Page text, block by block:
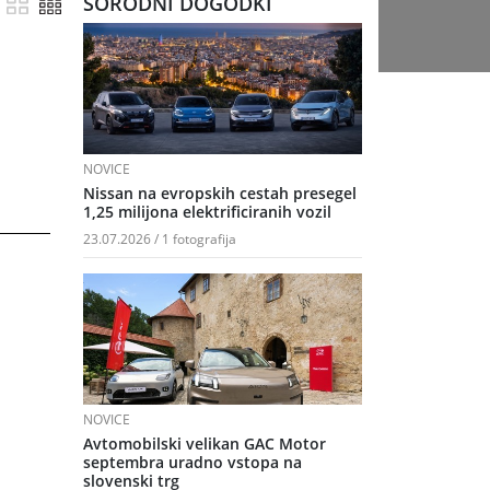
NOVICE
Nissan na evropskih cestah presegel
1,25 milijona elektrificiranih vozil
23.07.2026 / 1 fotografija
NOVICE
Avtomobilski velikan GAC Motor
septembra uradno vstopa na
slovenski trg